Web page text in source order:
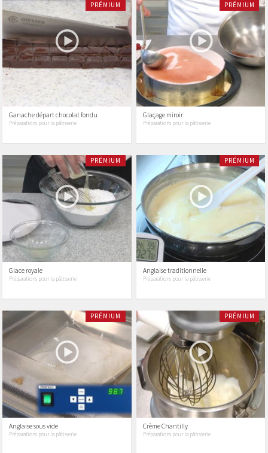
PRÉMIUM
Ganache départ chocolat fondu
Préparations pour la pâtisserie
PRÉMIUM
Glaçage miroir
Préparations pour la pâtisserie
PRÉMIUM
Glace royale
Préparations pour la pâtisserie
PRÉMIUM
Anglaise traditionnelle
Préparations pour la pâtisserie
PRÉMIUM
Anglaise sous vide
Préparations pour la pâtisserie
PRÉMIUM
Crème Chantilly
Préparations pour la pâtisserie